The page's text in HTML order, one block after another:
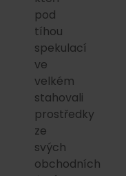
pod
tíhou
spekulací
ve
velkém
stahovali
prostředky
ze
svých
obchodních